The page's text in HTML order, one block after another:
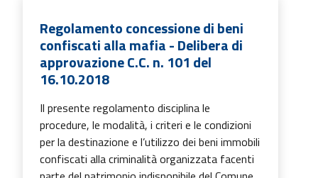
Regolamento concessione di beni
confiscati alla mafia - Delibera di
approvazione C.C. n. 101 del
16.10.2018
Il presente regolamento disciplina le
procedure, le modalità, i criteri e le condizioni
per la destinazione e l’utilizzo dei beni immobili
confiscati alla criminalità organizzata facenti